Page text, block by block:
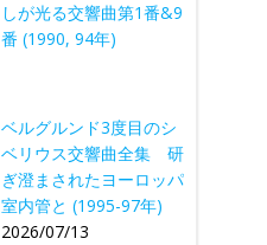
しが光る交響曲第1番&9
番 (1990, 94年)
ベルグルンド3度目のシ
ベリウス交響曲全集 研
ぎ澄まされたヨーロッパ
室内管と (1995-97年)
2026/07/13